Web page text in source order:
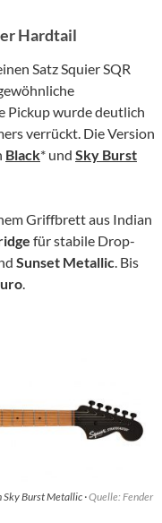
Hardtail
Satz Squier SQR
Pickup wurde deutlich
verrückt. Die Version
Black* und Sky Burst
Griffbrett aus Indian
für stabile Drop-
Sunset Metallic. Bis
.
Burst Metallic ·Quelle: Fender